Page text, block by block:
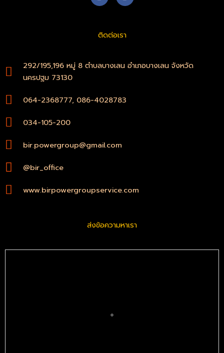
c
o
-
a
a
ติดต่อเรา
292/195,196 หมู่ 8 ตำบลบางเลน อำเภอบางเลน จังหวัด
นครปฐม 73130
064-2368777, 086-4028783
034-105-200
bir.powergroup@gmail.com
@bir_office
www.birpowergroupservice.com
ส่งข้อความหาเรา